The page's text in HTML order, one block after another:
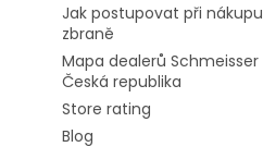
Jak postupovat při nákupu
zbraně
Mapa dealerů Schmeisser
Česká republika
Store rating
Blog